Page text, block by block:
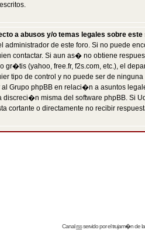
a abusos y/o temas legales sobre este
administrador de este foro. Si no puede
contactar. Si aun as� no obtiene
gr�tis (yahoo, free.fr, f2s.com, etc.), el
tipo de control y no puede ser de
Grupo phpBB en relaci�n a asuntos
discreci�n misma del software phpBB. Si
cortante o directamente no recibir
Canalrssservido por eltrujam�nde